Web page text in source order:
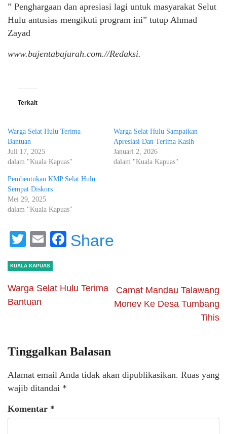
” Penghargaan dan apresiasi lagi untuk masyarakat Selut
Hulu antusias mengikuti program ini” tutup Ahmad
Zayad
www.bajentabajurah.com.//Redaksi.
Terkait
Warga Selat Hulu Terima
Bantuan
Juli 17, 2025
dalam "Kuala Kapuas"
Warga Selat Hulu Sampaikan
Apresiasi Dan Terima Kasih
Januari 2, 2026
dalam "Kuala Kapuas"
Pembentukan KMP Selat Hulu
Sempat Diskors
Mei 29, 2025
dalam "Kuala Kapuas"
Twitter
EmailFacebook
Share
KUALA KAPUAS
Warga Selat Hulu Terima
Bantuan
Camat Mandau Talawang
Monev Ke Desa Tumbang
Tihis
Tinggalkan Balasan
Alamat email Anda tidak akan dipublikasikan. Ruas yang
wajib ditandai *
Komentar *